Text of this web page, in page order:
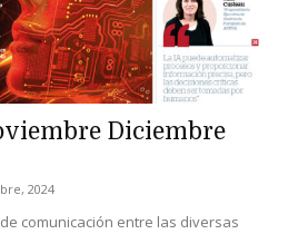
Diciembre
2024
comunicación entre las diversas